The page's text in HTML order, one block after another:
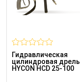
Гидравлическая
цилиндровая дрель
HYCON HCD 25-100